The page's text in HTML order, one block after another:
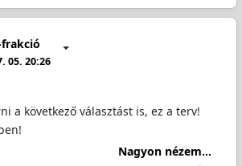
frakció
05. 20:26
a következő választást is, ez a terv!
Nagyon nézem...